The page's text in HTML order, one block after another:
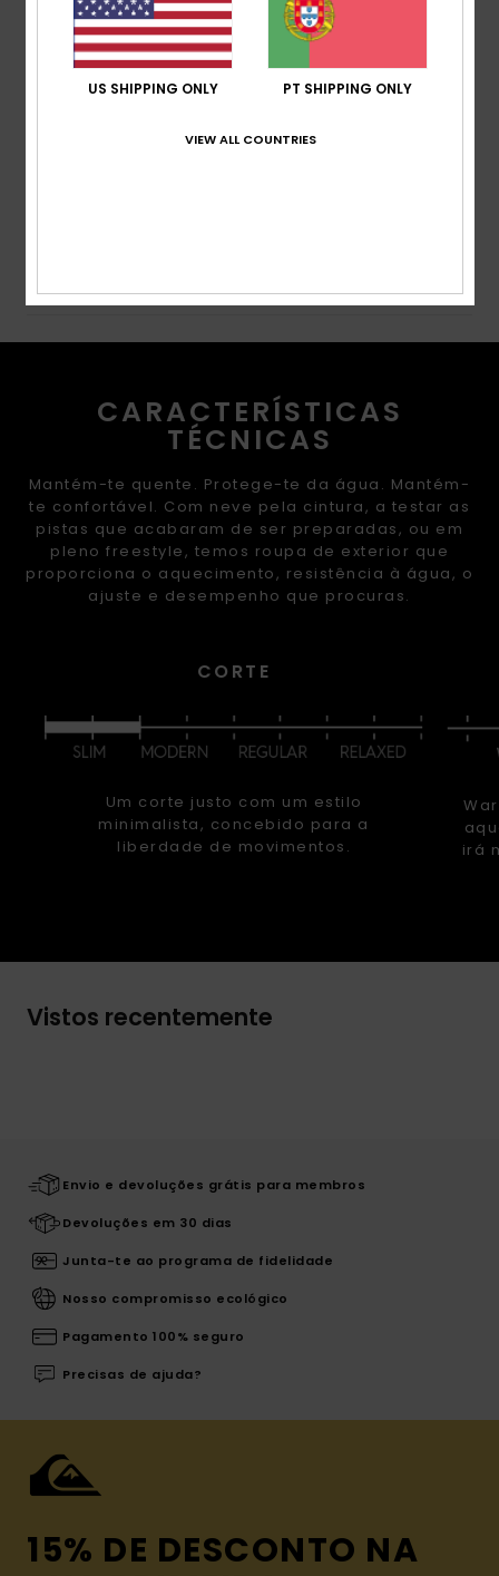
para calor e respirabilidade
Cintura:Ajustador exterior na cintura
Bolsos:2 bolsos com material de aquecimento
Ventilação com forro de rede
CARACTERÍSTICAS
TÉCNICAS
Mantém-te quente. Protege-te da água. Mantém-
te confortável. Com neve pela cintura, a testar as
pistas que acabaram de ser preparadas, ou em
pleno freestyle, temos roupa de exterior que
proporciona o aquecimento, resistência à água, o
ajuste e desempenho que procuras.
CORTE
Um corte justo com um estilo
minimalista, concebido para a
liberdade de movimentos.
irá
Vistos recentemente
Envio e devoluções grátis para membros
Devoluções em 30 dias
Junta-te ao programa de fidelidade
Nosso compromisso ecológico
Pagamento 100% seguro
Precisas de ajuda?
15% DE DESCONTO NA
US SHIPPING ONLY PT SHIPPING ONLY
VIEW ALL COUNTRIES